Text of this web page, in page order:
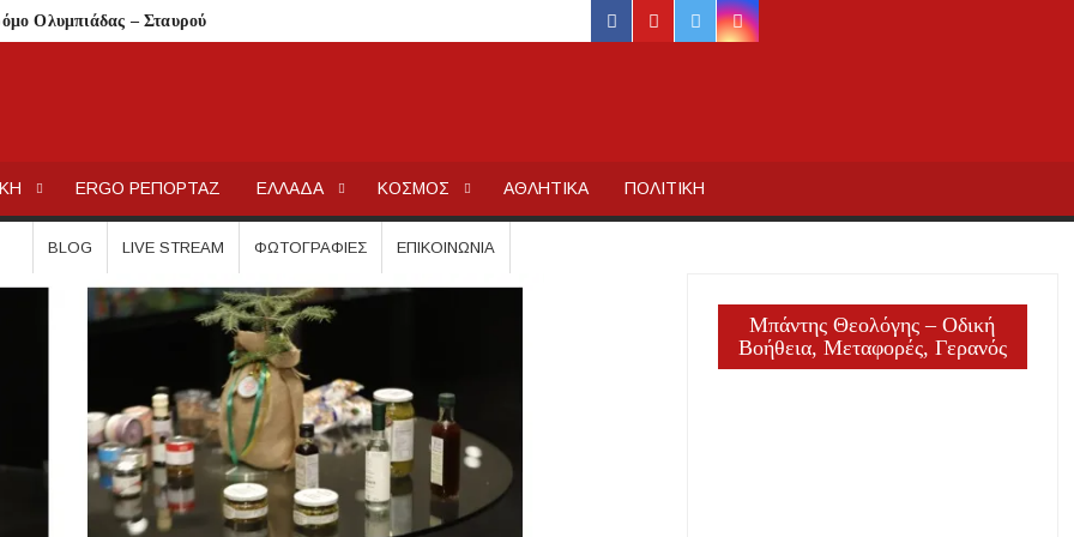
Ολυμπιάδας – Σταυρού
αλλάζει για ιδιοκτήτες και ενοικιαστές
οι δικαιούχοι
η άδεια θήρας
του LEADER
στην Κασσάνδρα
και πρόστιμα μετά τους ελέγχους
facebook
youtubetwitterinstagram
ERGO ΡΕΠΟΡΤΑΖ ΕΛΛΑΔΑ ΚΟΣΜΟΣ ΑΘΛΗΤΙΚΑ ΠΟΛΙΤΙΚΗ
BLOG LIVE STREAM ΦΩΤΟΓΡΑΦΊΕΣ ΕΠΙΚΟΙΝΩΝΊΑ
Μπάντης Θεολόγης – Οδική
Βοήθεια, Μεταφορές, Γερανός